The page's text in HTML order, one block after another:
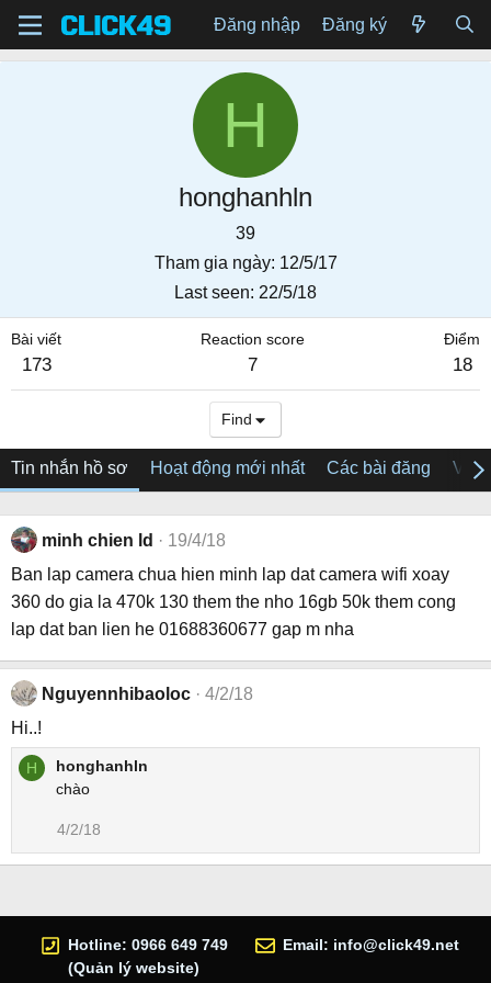
Đăng nhập Đăng ký
H
honghanhln
39
Tham gia ngày 12/5/17
Last seen 22/5/18
Bài viết
173
Reaction score
7
Điểm
18
Find
Tin nhắn hồ sơ Hoạt động mới nhất Các bài đăng Về
minh chien ld
19/4/18
Ban lap camera chua hien minh lap dat camera wifi xoay
360 do gia la 470k 130 them the nho 16gb 50k them cong
lap dat ban lien he 01688360677 gap m nha
Nguyennhibaoloc
4/2/18
Hi..!
H
honghanhln
chào
4/2/18
Hotline: 0966 649 749
(Quản lý website)
Email: info@click49.net